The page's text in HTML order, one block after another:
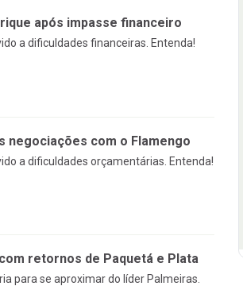
após impasse financeiro
a dificuldades financeiras. Entenda!
negociações com o Flamengo
a dificuldades orçamentárias. Entenda!
retornos de Paquetá e Plata
para se aproximar do líder Palmeiras.